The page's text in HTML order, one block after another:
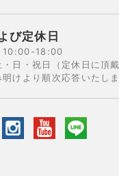
び定休日
10:00-18:00
日・祝日（定休日に頂
けより順次応答いたしま